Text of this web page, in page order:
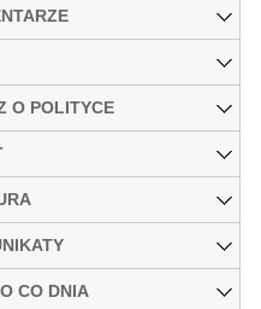
O POLITYCE
CO DNIA